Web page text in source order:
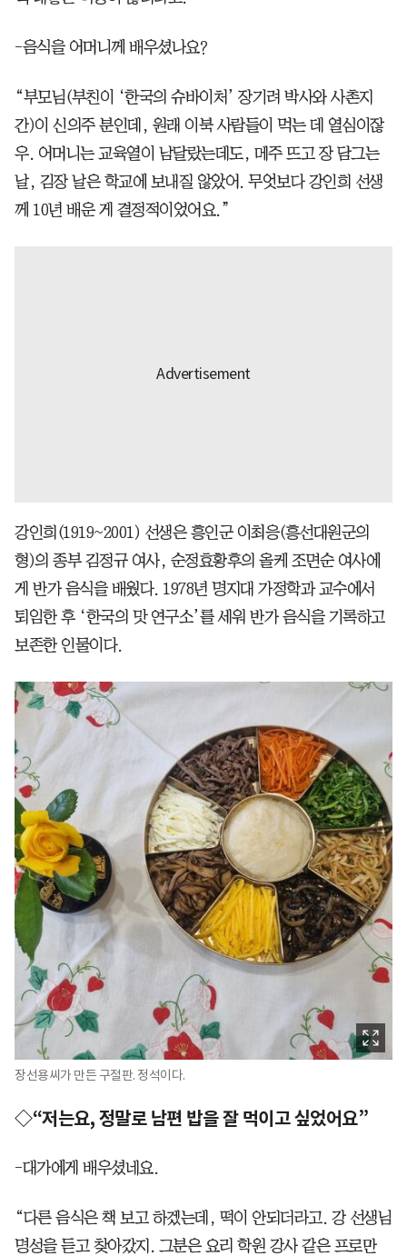
-음식을 어머니께 배우셨나요?
“부모님(부친이 ‘한국의 슈바이처’ 장기려 박사와 사촌지
간)이 신의주 분인데, 원래 이북 사람들이 먹는 데 열심이잖
우. 어머니는 교육열이 남달랐는데도, 메주 뜨고 장 담그는
날, 김장 날은 학교에 보내질 않았어. 무엇보다 강인희 선생
께 10년 배운 게 결정적이었어요.”
강인희(1919~2001) 선생은 흥인군 이최응(흥선대원군의
형)의 종부 김정규 여사, 순정효황후의 올케 조면순 여사에
게 반가 음식을 배웠다. 1978년 명지대 가정학과 교수에서
퇴임한 후 ‘한국의 맛 연구소’를 세워 반가 음식을 기록하고
보존한 인물이다.
장선용씨가 만든 구절판. 정석이다.
◇“저는요, 정말로 남편 밥을 잘 먹이고 싶었어요”
-대가에게 배우셨네요.
“다른 음식은 책 보고 하겠는데, 떡이 안되더라고. 강 선생님
명성을 듣고 찾아갔지. 그분은 요리 학원 강사 같은 프로만